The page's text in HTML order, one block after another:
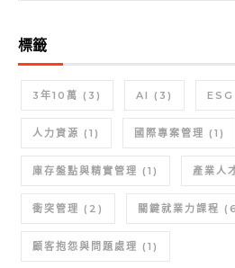
標籤
3年10萬 (3) AI (3) ESG
人力資源 (1) 國際專案管理 (1)
庫存盤點與精實管理 (1) 產業人
衝突管理 (2) 關鍵就業力課程
顧客抱怨與問題處理 (1)